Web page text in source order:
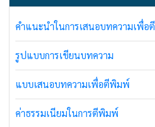
คำแนะนำในการเสนอบทความเพื่
รูปแบบการเขียนบทความ
แบบเสนอบทความเพื่อตีพิมพ์
ค่าธรรมเนียมในการตีพิมพ์